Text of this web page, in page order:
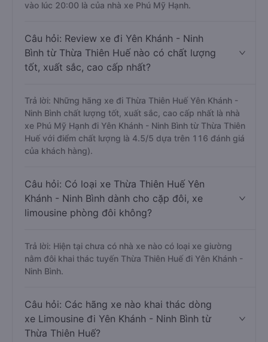
vào lúc 20:00 là của nhà xe Phú Mỹ Hạnh.
Câu hỏi: Review xe đi Yên Khánh - Ninh
Bình từ Thừa Thiên Huế nào có chất lượng
tốt, xuất sắc, cao cấp nhất?
Trả lời: Những hãng xe đi Thừa Thiên Huế Yên Khánh -
Ninh Bình chất lượng tốt, xuất sắc, cao cấp nhất là nhà
xe Phú Mỹ Hạnh đi Yên Khánh - Ninh Bình từ Thừa Thiên
Huế với điểm chất lượng là 4.5/5 dựa trên 116 đánh giá
của khách hàng).
Câu hỏi: Có loại xe Thừa Thiên Huế Yên
Khánh - Ninh Bình dành cho cặp đôi, xe
limousine phòng đôi không?
Trả lời: Hiện tại chưa có nhà xe nào có loại xe giường
nằm đôi khai thác tuyến Thừa Thiên Huế đi Yên Khánh -
Ninh Bình.
Câu hỏi: Các hãng xe nào khai thác dòng
xe Limousine đi Yên Khánh - Ninh Bình từ
Thừa Thiên Huế?